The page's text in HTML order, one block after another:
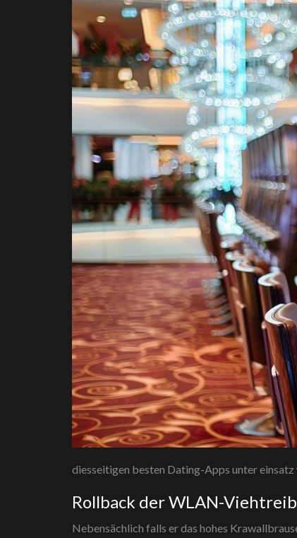
diesseitigen besten Dating-Apps unter einsatz
Rollback der WLAN-
Nebensächlich falls er das hohes